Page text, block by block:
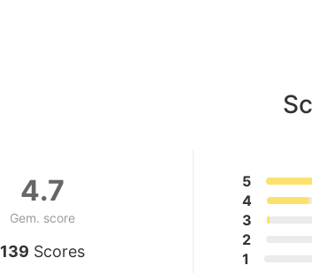
4.7
Gem. score
139 Scores
5
4
3
2
1